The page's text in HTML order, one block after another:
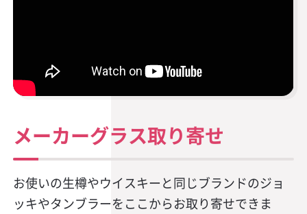
メーカーグラス取り寄せ
お使いの生樽やウイスキーと同じブランドのジョ
ッキやタンブラーをここからお取り寄せできま